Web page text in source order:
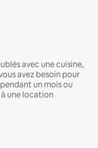
avec une cuisine,
avez besoin pour
un mois ou
une location